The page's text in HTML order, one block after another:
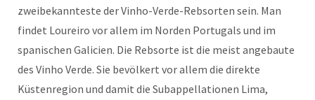
zweibekannteste der Vinho-Verde-Rebsorten sein. Man
findet Loureiro vor allem im Norden Portugals und im
spanischen Galicien. Die Rebsorte ist die meist angebaute
des Vinho Verde. Sie bevölkert vor allem die direkte
Küstenregion und damit die Subappellationen Lima,